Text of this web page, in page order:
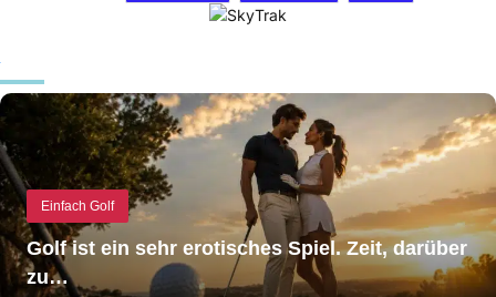
Einfach Golf
Golf ist ein sehr erotisches Spiel. Zeit, darüber
zu…